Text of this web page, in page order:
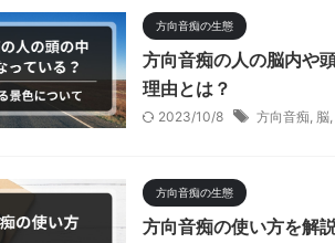
方向音痴の生態
方向音痴の人の脳内や
理由とは？
2023/10/8 方向音痴, 脳,
方向音痴の生態
方向音痴の使い方を解